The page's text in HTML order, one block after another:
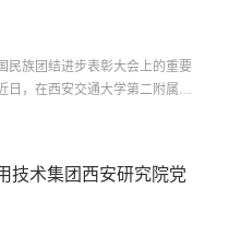
手对练第一名、24节气功法
民族团结进步表彰大会上的重要
日，在西安交通大学第二附属医
你来我往的笑语，给予队员们
感受；在维吾尔医文化宣教基
技术集团西安研究院党